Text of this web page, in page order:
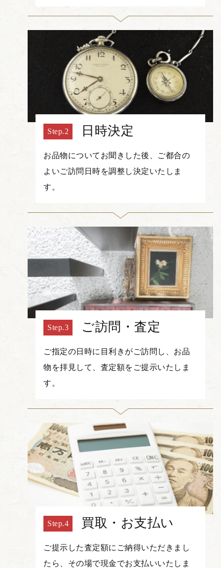
日時決定
お品物についてお聞きした後、ご都合の
よいご訪問日時を調整し決定いたしま
す。
ご訪問・査定
ご指定の日時に目利きがご訪問し、お品
物を拝見して、査定額をご提示いたしま
す。
買取・お支払い
ご提示した査定額にご納得いただきまし
たら、その場で現金でお支払いいたしま